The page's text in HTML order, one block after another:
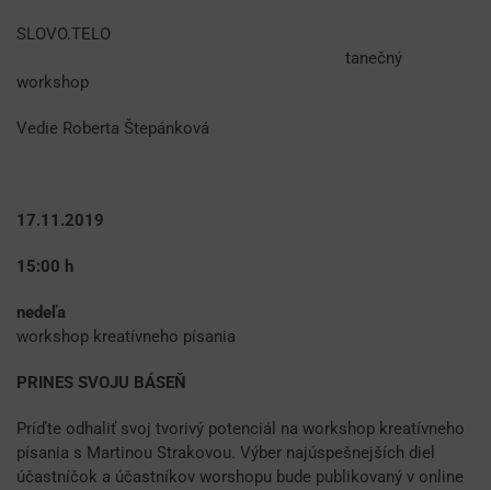
SLOVO.TELO
tanečný
workshop
Vedie Roberta Štepánková
17.11.2019
15:00 h
nedeľa
workshop kreatívneho písania
PRINES SVOJU BÁSEŇ
Príďte odhaliť svoj tvorivý potenciál na workshop kreatívneho
písania s Martinou Strakovou. Výber najúspešnejších diel
účastníčok a účastníkov worshopu bude publikovaný v online